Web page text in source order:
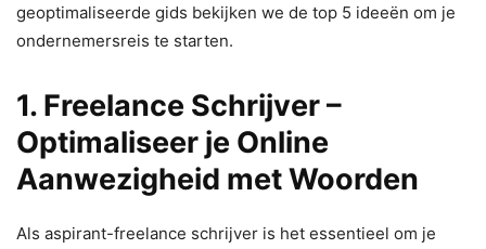
geoptimaliseerde gids bekijken we de top 5 ideeën om je
ondernemersreis te starten.
1. Freelance Schrijver –
Optimaliseer je Online
Aanwezigheid met Woorden
Als aspirant-freelance schrijver is het essentieel om je